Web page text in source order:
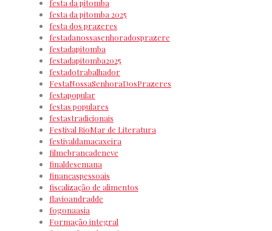
festa da pitomba
festa da pitomba 2025
festa dos prazeres
festadanossasenhoradosprazere
festadapitomba
festadapitomba2025
festadotrabalhador
FestaNossaSenhoraDosPrazeres
festapopular
festas populares
festastradicionais
Festival RioMar de Literatura
festivaldamacaxeira
filmebrancadeneve
finaldesemana
financaspessoais
fiscalização de alimentos
flavioandradde
fogonaasia
Formação integral